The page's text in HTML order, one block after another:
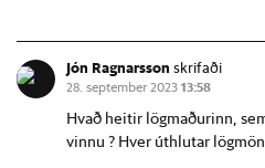
Jón Ragnarsson skrifaði
28. september 202313:58
Hvað heitir lögmaðurinn,
vinnu ? Hver úthlutar